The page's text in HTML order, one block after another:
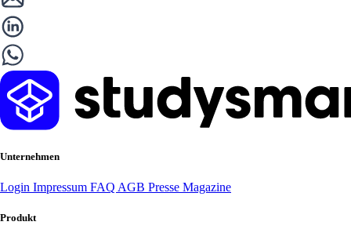
Unternehmen
Login Impressum FAQ AGB Presse Magazine
Produkt